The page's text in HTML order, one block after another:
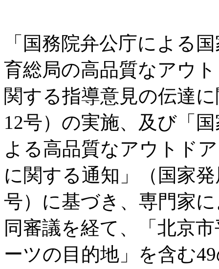
「国務院弁公庁による
育総局の高品質なアウ
関する指導意見の伝達
12号）の実施、及び「
よる高品質なアウトド
に関する通知」（国家
号）に基づき、専門家
同審議を経て、「北京
ーツの目的地」を含む